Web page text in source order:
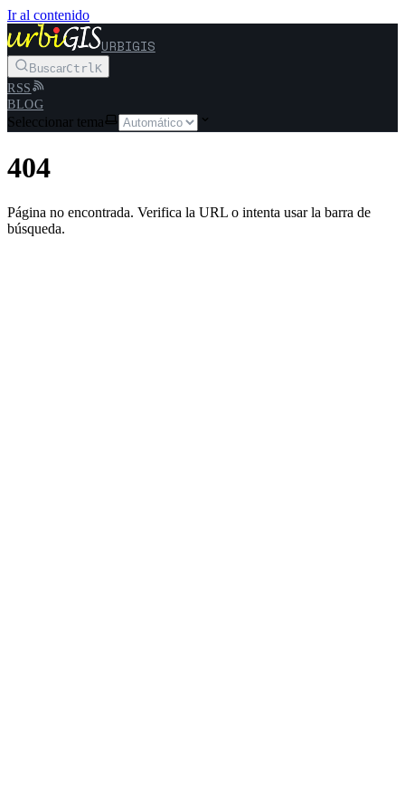
Ir al contenido
URBIGIS
BuscarCtrlK
RSS
BLOG
Seleccionar tema
404
Página no encontrada. Verifica la URL o intenta usar la barra de
búsqueda.